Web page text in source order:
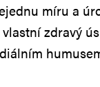
míru a
zdravý